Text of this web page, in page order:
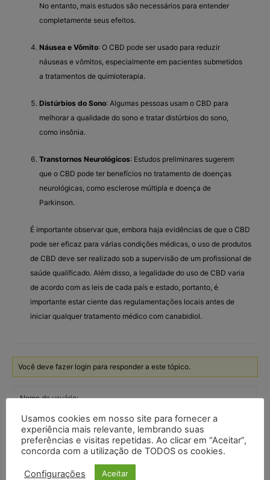
No entanto, mais estudos são necessários para entender
completamente seus efeitos.
Náusea e Vômito: O CBD pode ser usado para reduzir
náuseas e vômitos, especialmente em pacientes submetidos
a tratamentos de quimioterapia.
Distúrbios do Sono: Algumas pessoas usam o CBD para
melhorar a qualidade do sono e tratar distúrbios do sono,
como insônia.
Transtornos Neurológicos: Estudos preliminares sugerem
que o CBD pode ter benefícios no tratamento de doenças
neurológicas, como esclerose múltipla e doença de
Parkinson.
É importante observar que, embora haja evidências de que o CBD
pode ser eficaz para várias condições médicas, o uso de produtos
de CBD deve ser realizado sob a supervisão de um profissional de
saúde qualificado. Além disso, a legalidade do uso de CBD varia
de acordo com as leis de cada país e estado, portanto, é
importante estar ciente das regulamentações locais antes de
iniciar qualquer tratamento médico com canabidiol.
Você deve fazer login para responder a este tópico.
Nome de usuário:
Senha:
Mantenha-me
Usamos cookies em nosso site para fornecer a
experiência mais relevante, lembrando suas
preferências e visitas repetidas. Ao clicar em “Aceitar”,
concorda com a utilização de TODOS os cookies.
Configurações Aceitar